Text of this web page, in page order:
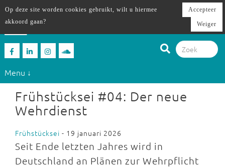
Menu ↓
Frühstücksei #04: Der neue
Wehrdienst
Frühstücksei - 19 januari 2026
Seit Ende letzten Jahres wird in
Deutschland an Plänen zur Wehrpflicht
Op deze site worden cookies gebruikt, wilt u hiermee
akkoord gaan?
Accepteer
Weiger